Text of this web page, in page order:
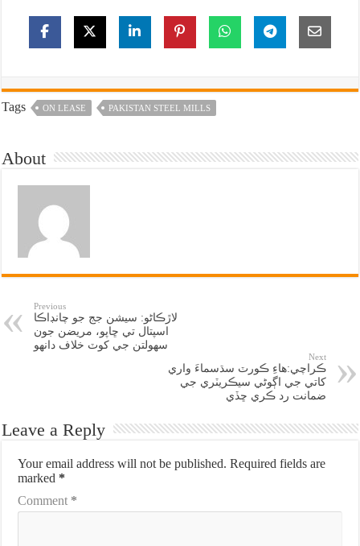
Tags ON LEASE PAKISTAN STEEL MILLS
About
Previous
لاڙڪاڻو: سيشن جج جو چانڊاڪا
اسپتال تي ڇاپو، مريضن جون
سهولتن جي کوٽ خلاف دانهو
Next
ڪراچي:هاءِ ڪورٽ سڌسماءَ واري
کاتي جي اڳوڻي سيڪريٽري جي
ضمانت رد ڪري ڇڏي
Leave a Reply
Your email address will not be published. Required fields are
marked *
Comment *